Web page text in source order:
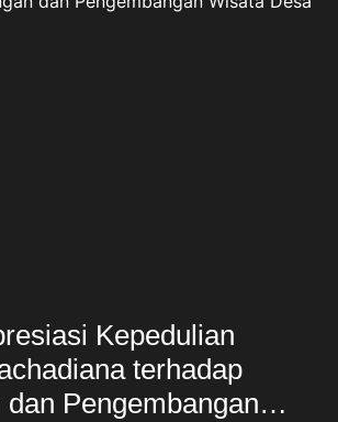
Kepedulian
terhadap
dan Pengembangan